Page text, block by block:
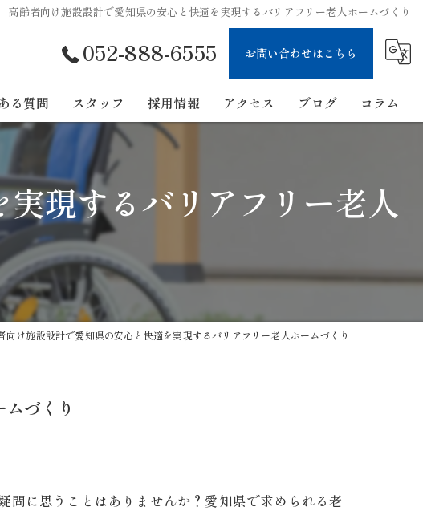
高齢者向け施設設計で愛知県の安心と快適を実現するバリアフリー老人ホームづくり
052-888-6555 お問い合わせはこちら
る質問 スタッフ 採用情報 アクセス ブログ コラム
現するバリアフリー老人
向け施設設計で愛知県の安心と快適を実現するバリアフリー老人ホームづくり
づくり
に思うことはありませんか？愛知県で求められる老